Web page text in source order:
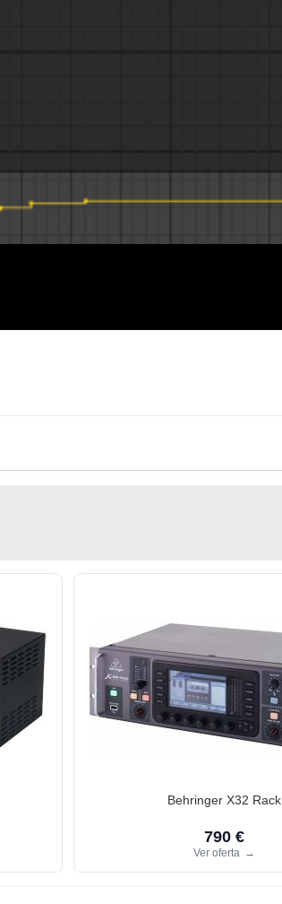
Behringer X32 Rack
790 €
Ver oferta →